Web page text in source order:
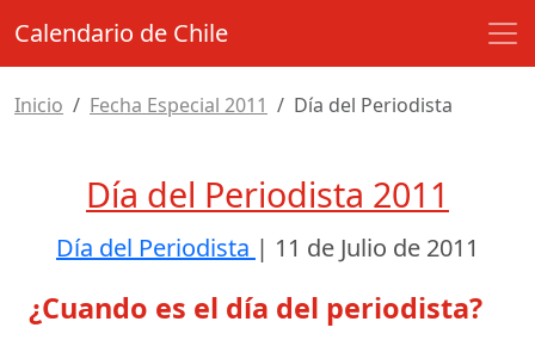
Calendario de Chile
Inicio Fecha Especial 2011 Día del Periodista
Día del Periodista 2011
Día del Periodista | 11 de Julio de 2011
¿Cuando es el día del periodista?